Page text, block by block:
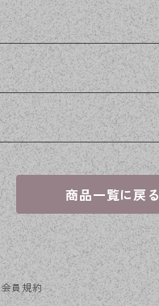
商品一覧に戻る
会員規約